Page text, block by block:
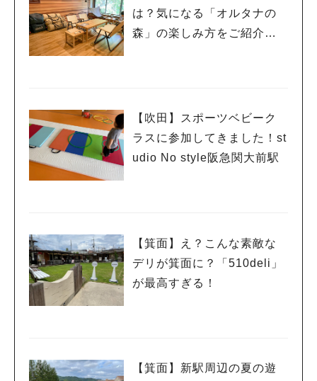
は？気になる「オルタナの
森」の楽しみ方をご紹介
【吹田】スポーツベビーク
ラスに参加してきました！st
udio No style阪急関大前駅
【箕面】え？こんな素敵な
デリが箕面に？「510deli」
が最高すぎる！
【箕面】新駅周辺の夏の遊